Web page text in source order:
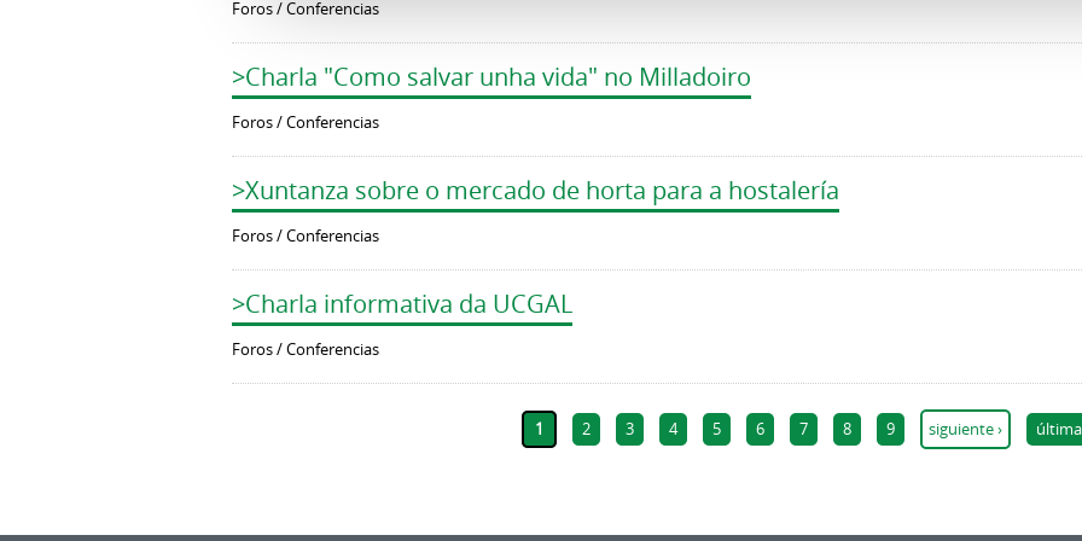
Foros / Conferencias
>Charla "Como salvar unha vida" no Milladoiro
Foros / Conferencias
>Xuntanza sobre o mercado de horta para a hostalería
Foros / Conferencias
>Charla informativa da UCGAL
Foros / Conferencias
1 2 3 4 5 6 7 8 9 siguiente ›